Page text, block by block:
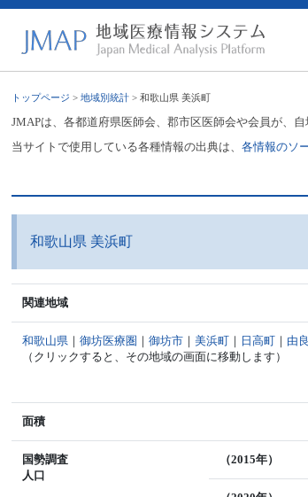
トップページ >地域別統計 > 和歌山県 美浜町
JMAPは、各都道府県医師会、郡市区医師会や会員が、
当サイトで使用している各種情報の出典は、各情報のソ
和歌山県 美浜町
関連地域
和歌山県 ｜御坊医療圏 ｜御坊市 ｜美浜町 ｜ 日高町 ｜ 由
（クリックすると、その地域の画面に移動します）
面積
国勢調査
人口
（2015年）